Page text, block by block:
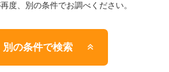
度、別の条件でお調べください。
別の条件で検索